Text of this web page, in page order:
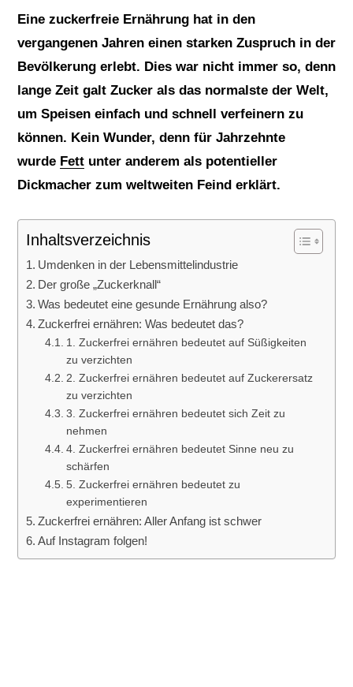
Eine zuckerfreie Ernährung hat in den
vergangenen Jahren einen starken Zuspruch in der
Bevölkerung erlebt. Dies war nicht immer so, denn
lange Zeit galt Zucker als das normalste der Welt,
um Speisen einfach und schnell verfeinern zu
können. Kein Wunder, denn für Jahrzehnte
wurde Fett unter anderem als potentieller
Dickmacher zum weltweiten Feind erklärt.
Inhaltsverzeichnis
Umdenken in der Lebensmittelindustrie
Der große „Zuckerknall“
Was bedeutet eine gesunde Ernährung also?
Zuckerfrei ernähren: Was bedeutet das?
1. Zuckerfrei ernähren bedeutet auf Süßigkeiten
zu verzichten
2. Zuckerfrei ernähren bedeutet auf Zuckerersatz
zu verzichten
3. Zuckerfrei ernähren bedeutet sich Zeit zu
nehmen
4. Zuckerfrei ernähren bedeutet Sinne neu zu
schärfen
5. Zuckerfrei ernähren bedeutet zu
experimentieren
Zuckerfrei ernähren: Aller Anfang ist schwer
Auf Instagram folgen!